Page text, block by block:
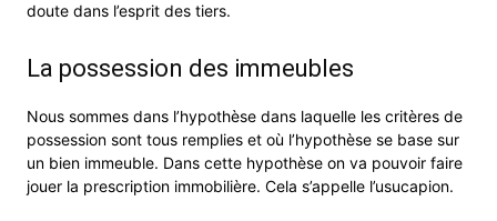
doute dans l’esprit des tiers.
La possession des immeubles
Nous sommes dans l’hypothèse dans laquelle les critères de
possession sont tous remplies et où l’hypothèse se base sur
un bien immeuble. Dans cette hypothèse on va pouvoir faire
jouer la prescription immobilière. Cela s’appelle l’usucapion.